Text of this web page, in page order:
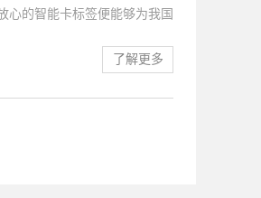
心的智能卡标签便能够为我国
作频率和其兼容性能够适应
种值得信赖的智能卡标签发挥
。2.环境的威胁因素和具体
情况产生更多的...
了解更多